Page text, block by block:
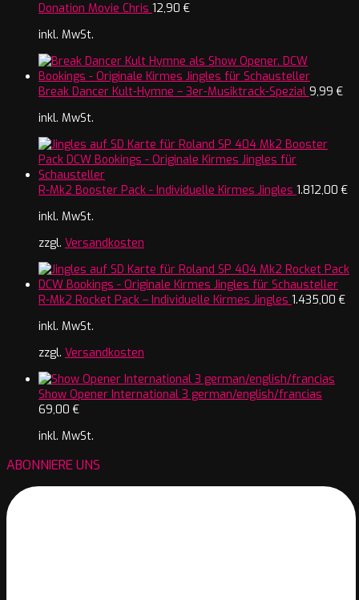
Donation Movie Chris 12,90 €
inkl. MwSt.
Break Dancer Kult-Hymne – 3er-Musiktrack-Spezial 9,99 €
inkl. MwSt.
R-Mk2 Booster Pack - Individuelle Kirmes Jingles 1.812,00 €
inkl. MwSt.
zzgl. Versandkosten
R-Mk2 Rocket Pack – Individuelle Kirmes Jingles 1.435,00 €
inkl. MwSt.
zzgl. Versandkosten
Show Opener International 3 german/english/francias
69,00 €
inkl. MwSt.
ABONNIERE UNS